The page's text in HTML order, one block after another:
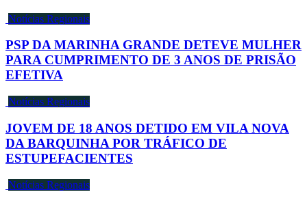
Notícias Regionais
PSP DA MARINHA GRANDE DETEVE MULHER
PARA CUMPRIMENTO DE 3 ANOS DE PRISÃO
EFETIVA
Notícias Regionais
JOVEM DE 18 ANOS DETIDO EM VILA NOVA
DA BARQUINHA POR TRÁFICO DE
ESTUPEFACIENTES
Notícias Regionais